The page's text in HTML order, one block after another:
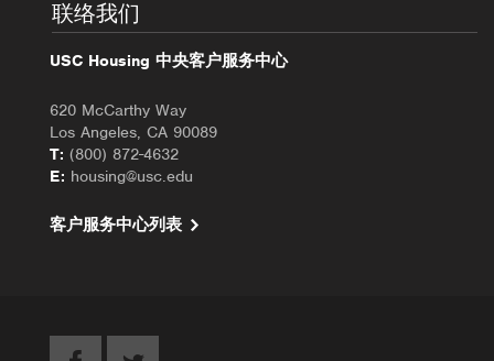
办
理
联络我们
USC Housing 中央客户服务中心
620 McCarthy Way
Los Angeles, CA 90089
T: (800) 872-4632
E: housing@usc.edu
客户服务中心列表